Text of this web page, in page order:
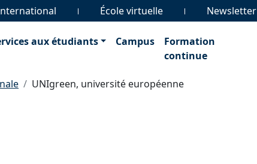
École virtuelle Newsletter
aux étudiants Campus
Formation
continue
UNIgreen, université européenne